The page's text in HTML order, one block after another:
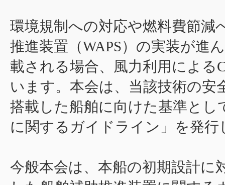
環境規制への対応や燃料費節
推進装置（WAPS）の実装が進
載される場合、風力利用による
います。本会は、当該技術の安
搭載した船舶に向けた基準とし
に関するガイドライン」を発行
今般本会は、本船の初期設計に